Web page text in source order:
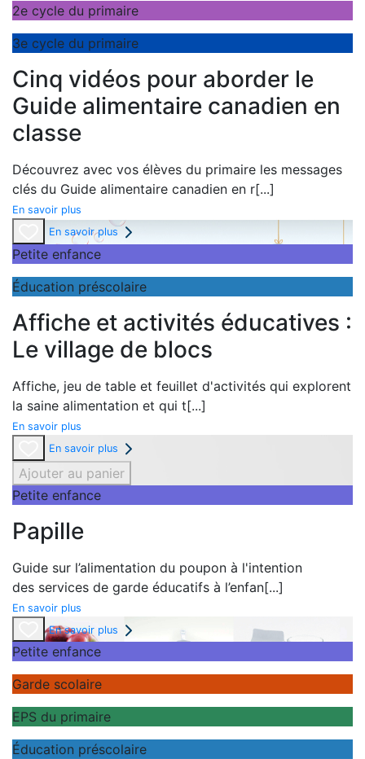
2e cycle du primaire
3e cycle du primaire
Cinq vidéos pour aborder le
Guide alimentaire canadien en
classe
Découvrez avec vos élèves du primaire les messages
clés du Guide alimentaire canadien en r[...]
En savoir plus
En savoir plus
Petite enfance
Éducation préscolaire
Affiche et activités éducatives :
Le village de blocs
Affiche, jeu de table et feuillet d'activités qui explorent
la saine alimentation et qui t[...]
En savoir plus
En savoir plus
Ajouter au panier
Petite enfance
Papille
Guide sur l’alimentation du poupon à l'intention
des services de garde éducatifs à l’enfan[...]
En savoir plus
En savoir plus
Petite enfance
Garde scolaire
EPS du primaire
Éducation préscolaire